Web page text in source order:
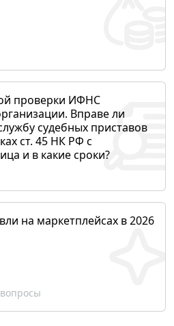
проверки ИФНС
Вправе ли
судебных приставов
ст. 45 НК РФ с
и в какие сроки?
на маркетплейсах в 2026